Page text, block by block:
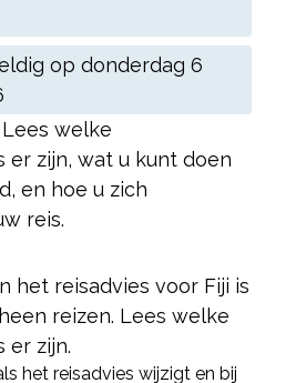
op donderdag 6
Lees welke
er zijn, wat u kunt doen
en hoe u zich
reis.
het reisadvies voor Fiji is
reizen. Lees welke
er zijn.
het reisadvies wijzigt en bij